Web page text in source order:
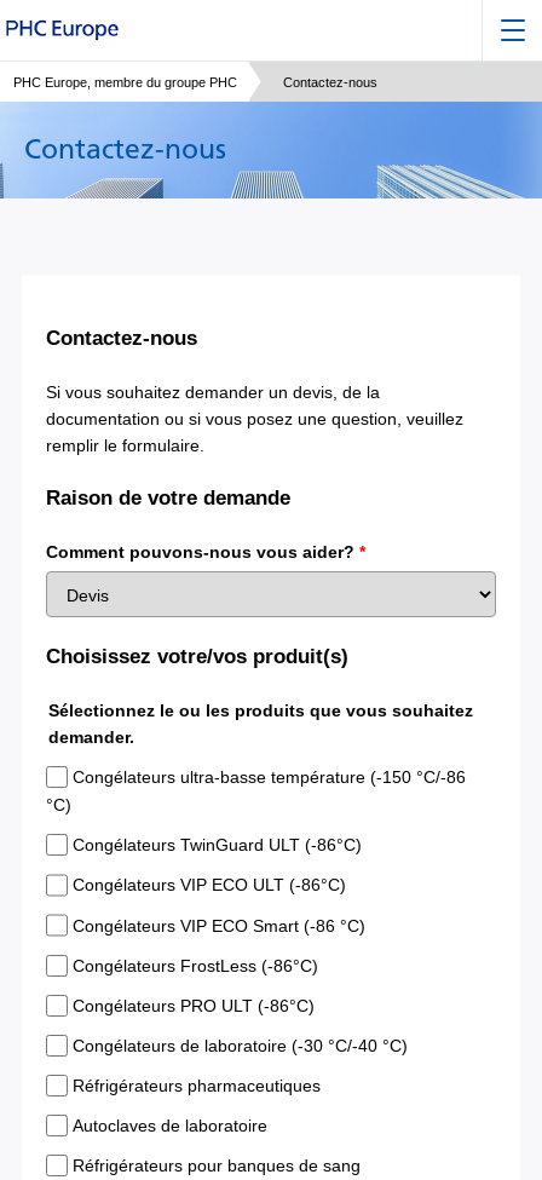
PHC Europe, membre du groupe PHC Contactez-nous
Contactez-nous